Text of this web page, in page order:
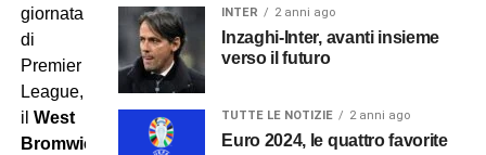
giornata
di
Premier
League,
il West
Bromwich
INTER 2 anni ago
Inzaghi-Inter, avanti insieme
verso il futuro
TUTTE LE NOTIZIE 2 anni ago
Euro 2024, le quattro favorite